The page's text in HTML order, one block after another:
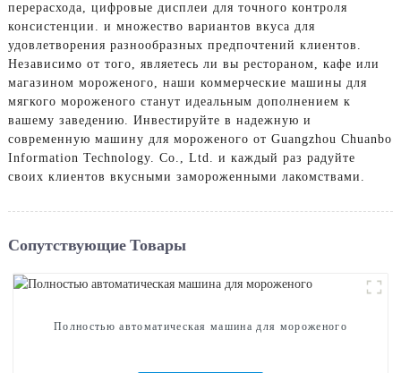
перерасхода, цифровые дисплеи для точного контроля
консистенции. и множество вариантов вкуса для
удовлетворения разнообразных предпочтений клиентов.
Независимо от того, являетесь ли вы рестораном, кафе или
магазином мороженого, наши коммерческие машины для
мягкого мороженого станут идеальным дополнением к
вашему заведению. Инвестируйте в надежную и
современную машину для мороженого от Guangzhou Chuanbo
Information Technology. Co., Ltd. и каждый раз радуйте
своих клиентов вкусными замороженными лакомствами.
Сопутствующие Товары
Полностью автоматическая машина для мороженого